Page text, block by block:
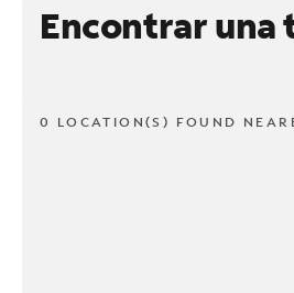
Encontrar una
0 LOCATION(S) FOUND